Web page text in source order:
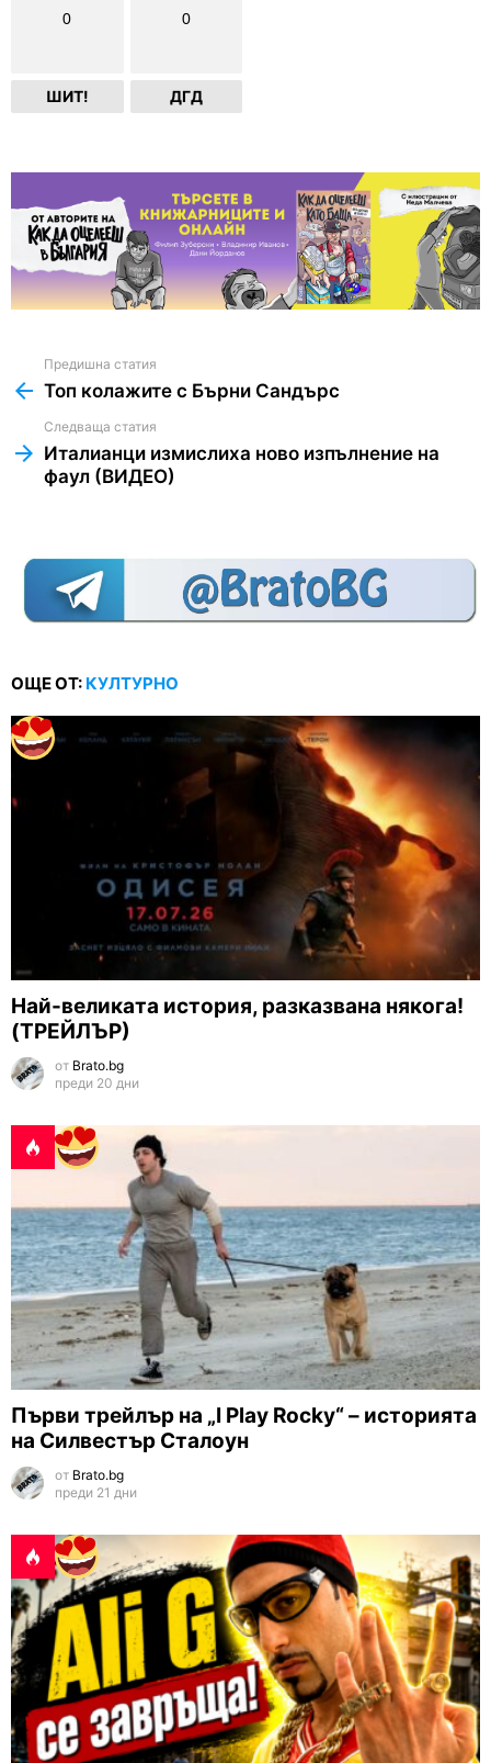
0
ШИТ!
0
ДГД
more
Предишна статия
Топ колажите с Бърни Сандърс
Следваща статия
Италианци измислиха ново изпълнение на
фаул (ВИДЕО)
ОЩЕ ОТ: КУЛТУРНО
Най-великата история, разказвана някога!
(ТРЕЙЛЪР)
от Brato.bg
преди 20 дни
Първи трейлър на „I Play Rocky“ – историята
на Силвестър Сталоун
от Brato.bg
преди 21 дни